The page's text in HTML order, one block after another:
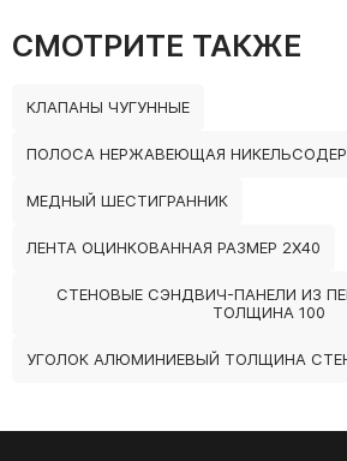
СМОТРИТЕ ТАКЖЕ
КЛАПАНЫ ЧУГУННЫЕ
ПОЛОСА НЕРЖАВЕЮЩАЯ
МЕДНЫЙ ШЕСТИГРАННИК
ЛЕНТА ОЦИНКОВАННАЯ РАЗМЕР 2Х40
СТЕНОВЫЕ СЭНДВИЧ-ПАНЕЛИ ИЗ
ТОЛЩИНА 100
УГОЛОК АЛЮМИНИЕВЫЙ ТОЛЩИНА